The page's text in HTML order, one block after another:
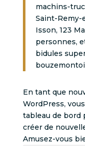
machins-
Saint-
Isson, 123
personnes,
bidules
En tant que
WordPress,
tableau de bord
créer de
Amusez-vous